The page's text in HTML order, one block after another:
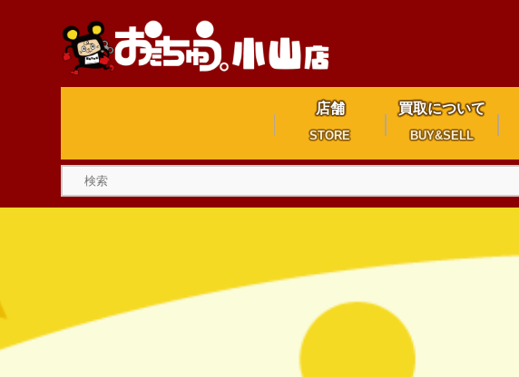
店舗
STORE
買取について
BUY&SELL